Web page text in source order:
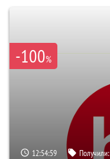
-100%
12:54:58 Получили: